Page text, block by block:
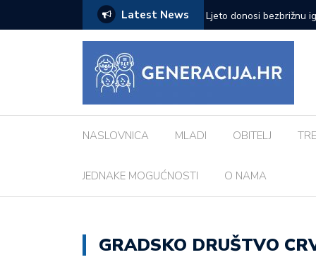
Latest News
Evo koji su najčešći kod djece
Vanessa Mioč
pripremao za ovo’
NASLOVNICA MLADI OBITELJ
JEDNAKE MOGUĆNOSTI O NAMA
GRADSKO DRUŠTVO